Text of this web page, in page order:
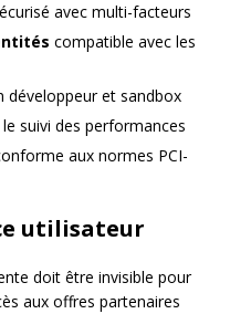
avec multi-facteurs
compatible avec les
développeur et sandbox
suivi des performances
aux normes PCI-
utilisateur
doit être invisible pour
aux offres partenaires